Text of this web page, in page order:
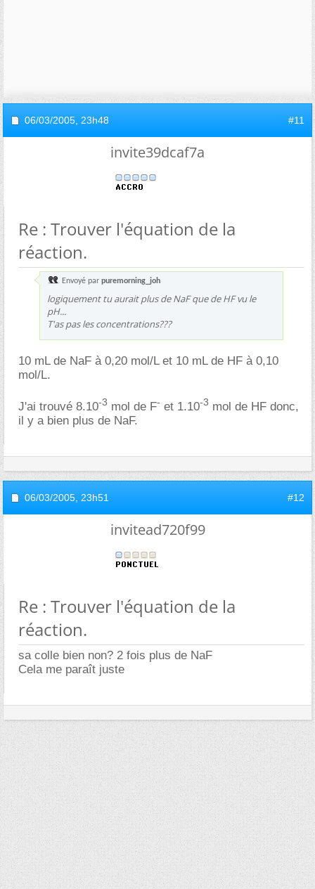
06/03/2005, 23h48 #11
invite39dcaf7a
Re : Trouver l'équation de la
réaction.
Envoyé par puremorning_joh
logiquement tu aurait plus de NaF que de HF vu le
pH...
T'as pas les concentrations???
10 mL de NaF à 0,20 mol/L et 10 mL de HF à 0,10
mol/L.
J'ai trouvé 8.10-3 mol de F- et 1.10-3 mol de HF donc,
il y a bien plus de NaF.
06/03/2005, 23h51 #12
invitead720f99
Re : Trouver l'équation de la
réaction.
sa colle bien non? 2 fois plus de NaF
Cela me paraît juste